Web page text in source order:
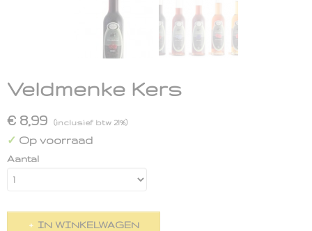
Veldmenke Kers
€ 8,99 (inclusief btw 21%)
✓ Op voorraad
Aantal
IN WINKELWAGEN